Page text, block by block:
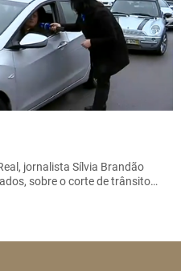
jornalista Sílvia Brandão
sobre o corte de trânsito…